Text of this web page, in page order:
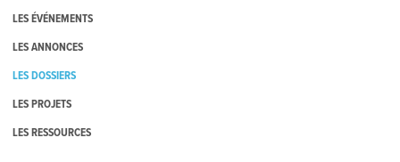
LES ÉVÉNEMENTS
LES ANNONCES
LES DOSSIERS
LES PROJETS
LES RESSOURCES